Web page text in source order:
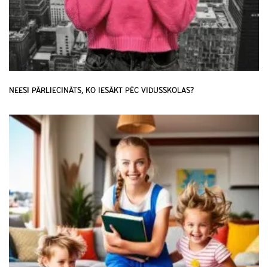
NEESI PĀRLIECINĀTS, KO IESĀKT PĒC VIDUSSKOLAS?